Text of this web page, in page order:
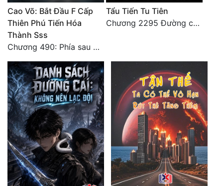
Cao Võ: Bắt Đầu F Cấp
Thiên Phú Tiến Hóa
Thành Sss
Chương 490: Phía sau màn hắc thủ!
Tẩu Tiến Tu Tiên
Chương 2295 Đường còn rất dài đâu 【 đại kết cục 】